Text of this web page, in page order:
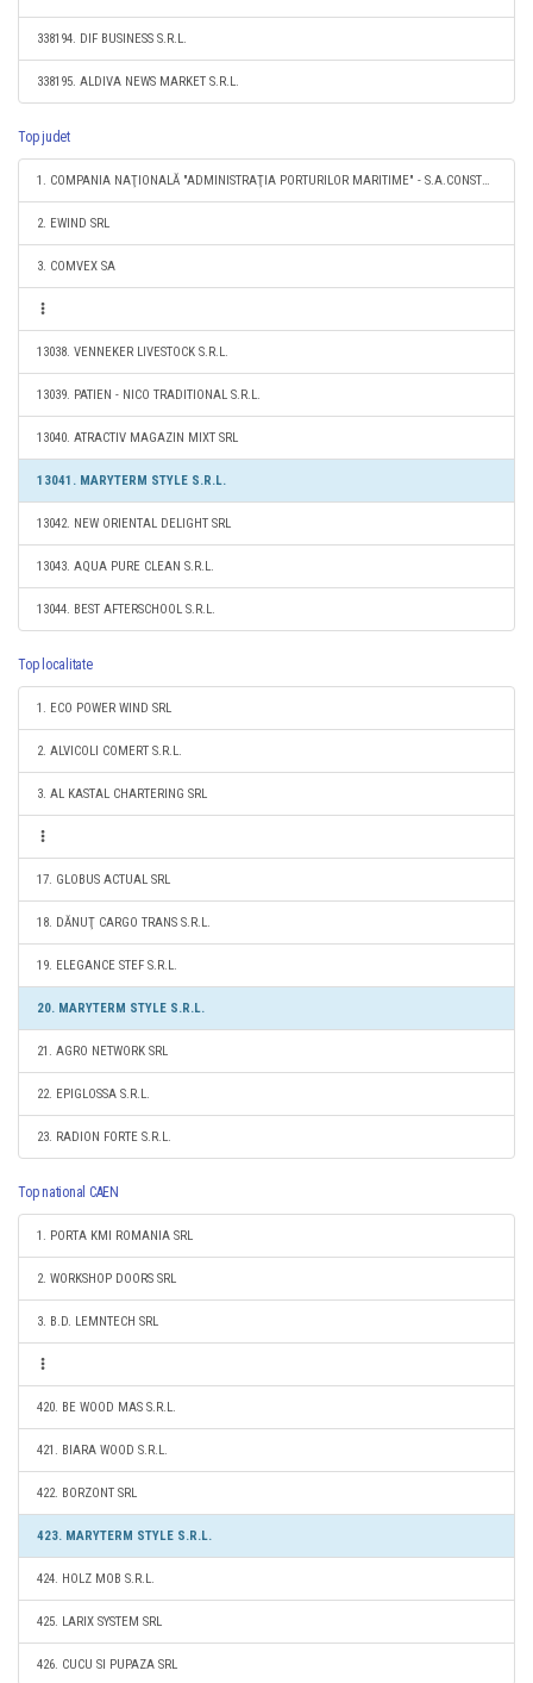
338194. DIF BUSINESS S.R.L.
338195. ALDIVA NEWS MARKET S.R.L.
Top judet
1. COMPANIA NAŢIONALĂ "ADMINISTRAŢIA PORTURILOR MARITIME" - S.A.CONSTANŢA
2. EWIND SRL
3. COMVEX SA
13038. VENNEKER LIVESTOCK S.R.L.
13039. PATIEN - NICO TRADITIONAL S.R.L.
13040. ATRACTIV MAGAZIN MIXT SRL
13041. MARYTERM STYLE S.R.L.
13042. NEW ORIENTAL DELIGHT SRL
13043. AQUA PURE CLEAN S.R.L.
13044. BEST AFTERSCHOOL S.R.L.
Top localitate
1. ECO POWER WIND SRL
2. ALVICOLI COMERT S.R.L.
3. AL KASTAL CHARTERING SRL
17. GLOBUS ACTUAL SRL
18. DĂNUŢ CARGO TRANS S.R.L.
19. ELEGANCE STEF S.R.L.
20. MARYTERM STYLE S.R.L.
21. AGRO NETWORK SRL
22. EPIGLOSSA S.R.L.
23. RADION FORTE S.R.L.
Top national CAEN
1. PORTA KMI ROMANIA SRL
2. WORKSHOP DOORS SRL
3. B.D. LEMNTECH SRL
420. BE WOOD MAS S.R.L.
421. BIARA WOOD S.R.L.
422. BORZONT SRL
423. MARYTERM STYLE S.R.L.
424. HOLZ MOB S.R.L.
425. LARIX SYSTEM SRL
426. CUCU SI PUPAZA SRL